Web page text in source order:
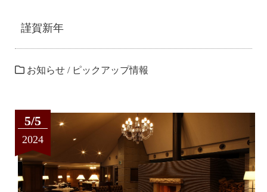
謹賀新年
お知らせ / ピックアップ情報
5/5
2024